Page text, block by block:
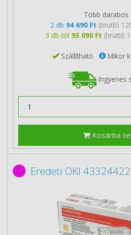
Több darabos
2 db 94 690 Ft (bruttó
3 db-tól 93 090 Ft (bruttó
Szállítható Mikor
Ingyenes
Kosárba
Eredeti OKI